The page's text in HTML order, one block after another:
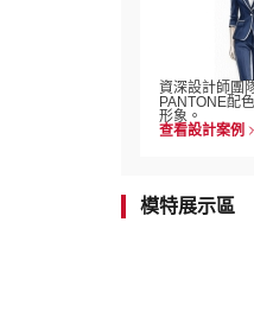
資深設計師團
PANTONE配
形象。
查看設計案例
模特展示區